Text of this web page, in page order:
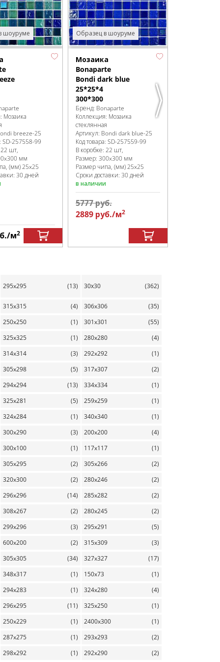
шоуруме
Мозаика
breeze-25
SD-257558-99
22 шт,
мм
(мм)25x25
30 дней
/м2
Образец в шоуруме
Мозаика
Bonaparte
Bondi dark blue
25*25*4
300*300
Бренд: Bonaparte
Коллекция: Мозаика
стеклянная
Артикул: Bondi dark blue-25
Код товара: SD-257559-99
В коробке: 22 шт,
Размер: 300x300 мм
Размер чипа, (мм)25x25
Сроки доставки: 30 дней
в наличии
5777руб.
2889 руб./м2
295x295 (13) 30х30 (362)
315x315 (4) 306x306
(35)
250x250 (1) 301x301
(55)
325x325 (1) 280x280
(4)
314x314 (3) 292x292
(1)
305x298 (5) 317x307
(2)
294x294 (13) 334x334
(1)
325x281 (5) 259x259
(1)
324x284 (1) 340x340
(1)
300x290 (3) 200x200
(4)
300x100 (1) 117x117
(1)
305x295 (2) 305x266
(2)
320x300 (2) 280x246
(2)
296x296 (14) 285x282
(2)
308x267 (2) 280x245
(2)
299x296 (3) 295x291
(5)
600x200 (2) 315x309
(3)
305x305 (34) 327x327
(17)
348x317 (1) 150x73
(1)
294x283 (1) 324x280
(4)
296x295 (11) 325x250
(1)
250x229 (1) 2400x300
(1)
287x275 (1) 293x293
(2)
298x292 (1) 292x290 (2)